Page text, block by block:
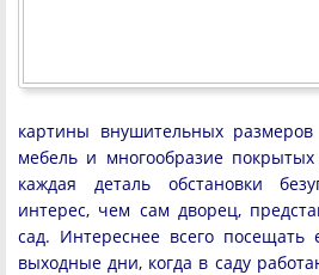
картины внушительных
мебель и многообразие покрытых
каждая деталь обстановки
интерес, чем сам дворец,
сад. Интереснее всего
выходные дни, когда в саду